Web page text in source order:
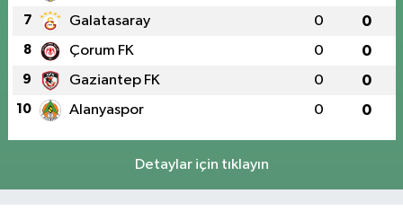
7 Galatasaray 0 0
8 Çorum FK 0 0
9 Gaziantep FK 0 0
10 Alanyaspor 0 0
Detaylar için tıklayın